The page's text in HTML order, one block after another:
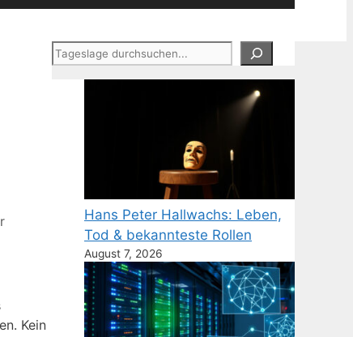
Kein
Suchen
Hans Peter Hallwachs: Leben,
Tod & bekannteste Rollen
August 7, 2026